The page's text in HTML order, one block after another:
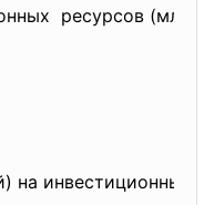
ресурсов (млн.
на инвестиционный